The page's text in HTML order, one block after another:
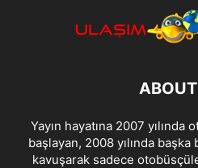
Yayın hayatına 2007
başlayan, 2008 yılında
kavuşarak sadece